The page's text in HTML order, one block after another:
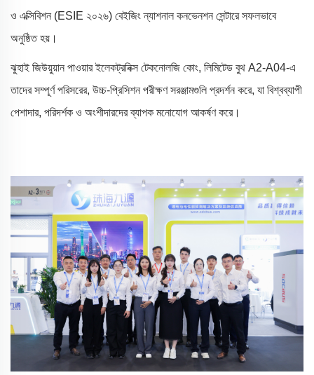
ও এক্সিবিশন (ESIE ২০২৬) বেইজিং ন্যাশনাল কনভেনশন সেন্টারে সফলভাবে
অনুষ্ঠিত হয়।
ঝুহাই জিউয়ুয়ান পাওয়ার ইলেকট্রনিক্স টেকনোলজি কোং, লিমিটেড বুথ A2-A04-এ
তাদের সম্পূর্ণ পরিসরের, উচ্চ-প্রিসিশন পরীক্ষণ সরঞ্জামগুলি প্রদর্শন করে, যা বিশ্বব্যাপী
পেশাদার, পরিদর্শক ও অংশীদারদের ব্যাপক মনোযোগ আকর্ষণ করে।